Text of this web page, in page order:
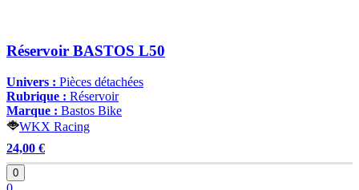
Réservoir BASTOS L50
Univers : Pièces détachées
Rubrique : Réservoir
Marque : Bastos Bike
WKX Racing
24,00 €
0